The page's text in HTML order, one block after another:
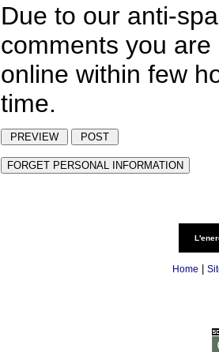
Due to our anti-
comments you
online within few
time.
Home